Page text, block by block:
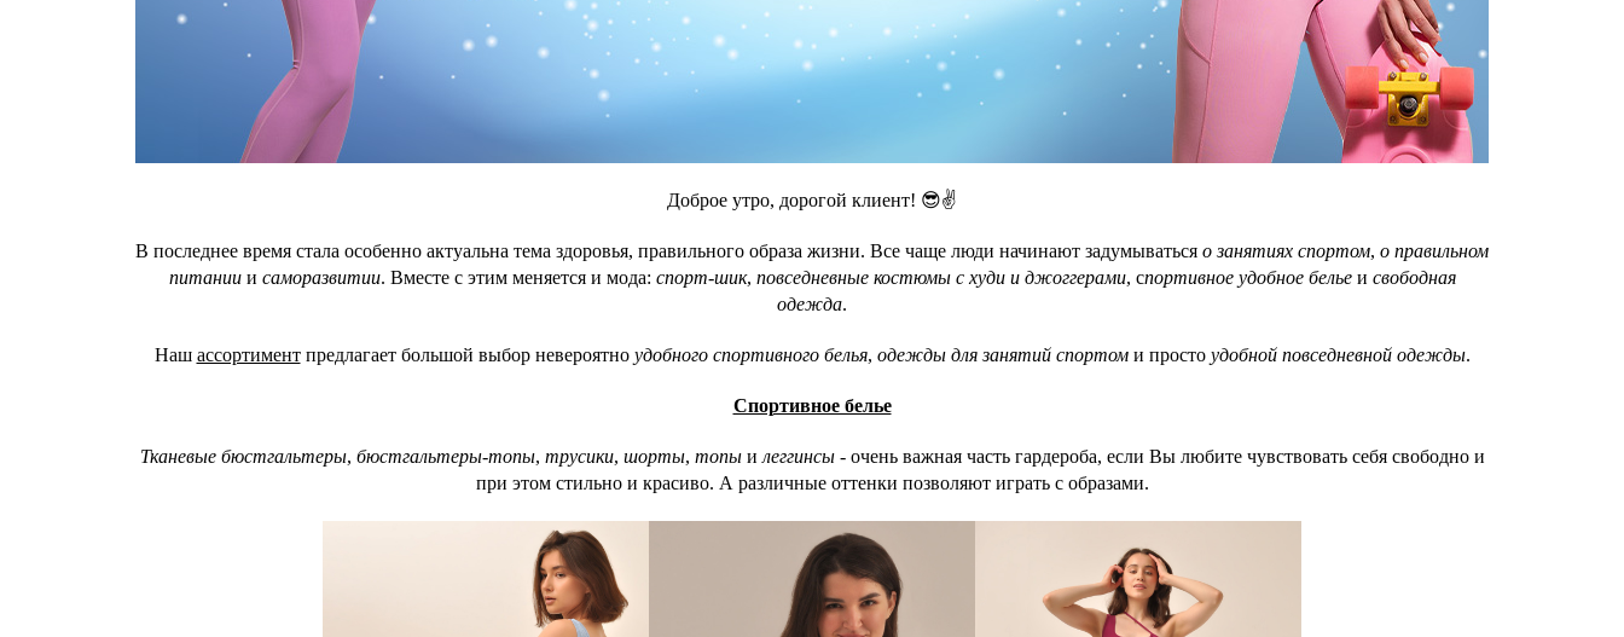
Доброе утро, дорогой клиент! 😎✌️
В последнее время стала особенно актуальна тема здоровья, правильного образа жизни. Все чаще люди начинают задумываться о занятиях спортом, о правильном
питаниии саморазвитии. Вместе с этим меняется и мода: спорт-шик, повседневные костюмы с худи и джоггерами, спортивное удобное бельеи свободная
одежда.
Наш ассортиментпредлагает большой выбор невероятно удобного спортивного белья, одежды для занятий спортоми просто удобной повседневной одежды.
Спортивное белье
Тканевые бюстгальтеры, бюстгальтеры-топы, трусики, шорты, топыи леггинсы- очень важная часть гардероба, если Вы любите чувствовать себя свободно и
при этом стильно и красиво. А различные оттенки позволяют играть с образами.